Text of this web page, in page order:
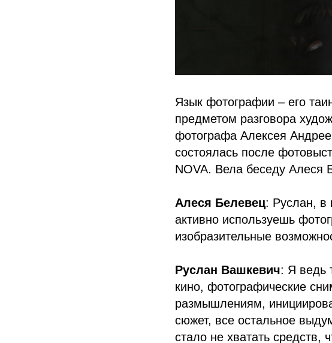
Язык фотографии – его
предметом разговора
фотографа Алексея
состоялась после
NOVA. Вела беседу Алеся
Алеся Белевец: Руслан, в
активно используешь
изобразительные
Руслан Вашкевич: Я ведь
кино, фотографические
размышлениям,
сюжет, все остальное
стало не хватать средств,